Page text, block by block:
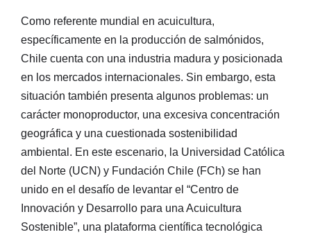
Como referente mundial en acuicultura,
específicamente en la producción de salmónidos,
Chile cuenta con una industria madura y posicionada
en los mercados internacionales. Sin embargo, esta
situación también presenta algunos problemas: un
carácter monoproductor, una excesiva concentración
geográfica y una cuestionada sostenibilidad
ambiental. En este escenario, la Universidad Católica
del Norte (UCN) y Fundación Chile (FCh) se han
unido en el desafío de levantar el “Centro de
Innovación y Desarrollo para una Acuicultura
Sostenible”, una plataforma científica tecnológica